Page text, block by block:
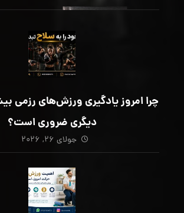
چرا امروز یادگیری ورزش‌های رزمی
دیگری ضروری است؟
جولای ۲۶, ۲۰۲۶